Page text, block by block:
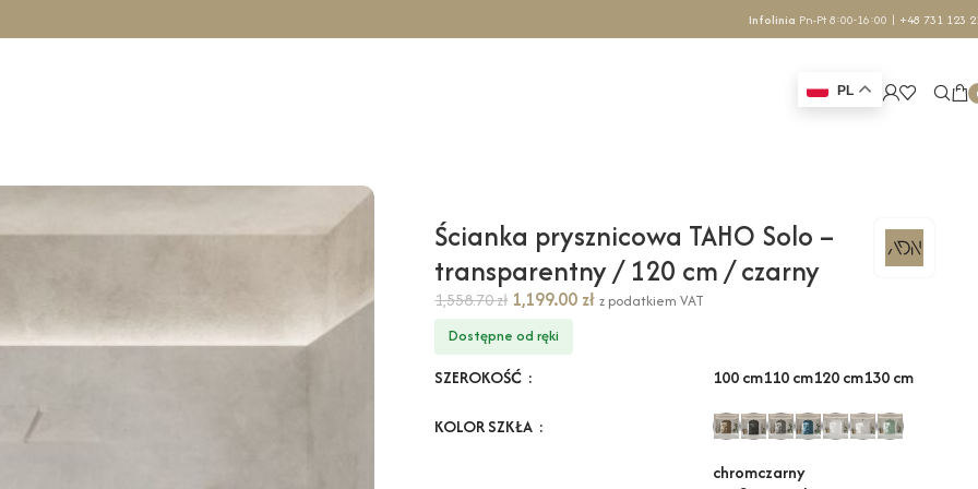
Infolinia Pn-Pt 8:00-16:00 | +48 731 123
PL
Ścianka prysznicowa TAHO Solo –
transparentny / 120 cm / czarny
1,558.70zł 1,199.00 zł z podatkiem VAT
Dostępne od ręki
SZEROKOŚĆ 100 cm110 cm120 cm130 cm
KOLOR SZKŁA
chromczarny